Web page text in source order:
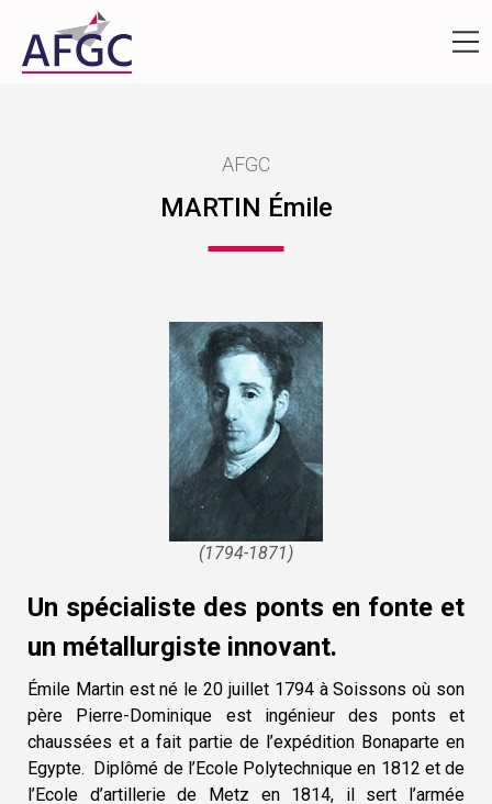
AFGC
MARTIN Émile
(1794-1871)
Un spécialiste des ponts en fonte et
un métallurgiste innovant.
Émile Martin est né le 20 juillet 1794 à Soissons où son
père Pierre-Dominique est ingénieur des ponts et
chaussées et a fait partie de l’expédition Bonaparte en
Egypte. Diplômé de l’Ecole Polytechnique en 1812 et de
l’Ecole d’artillerie de Metz en 1814, il sert l’armée